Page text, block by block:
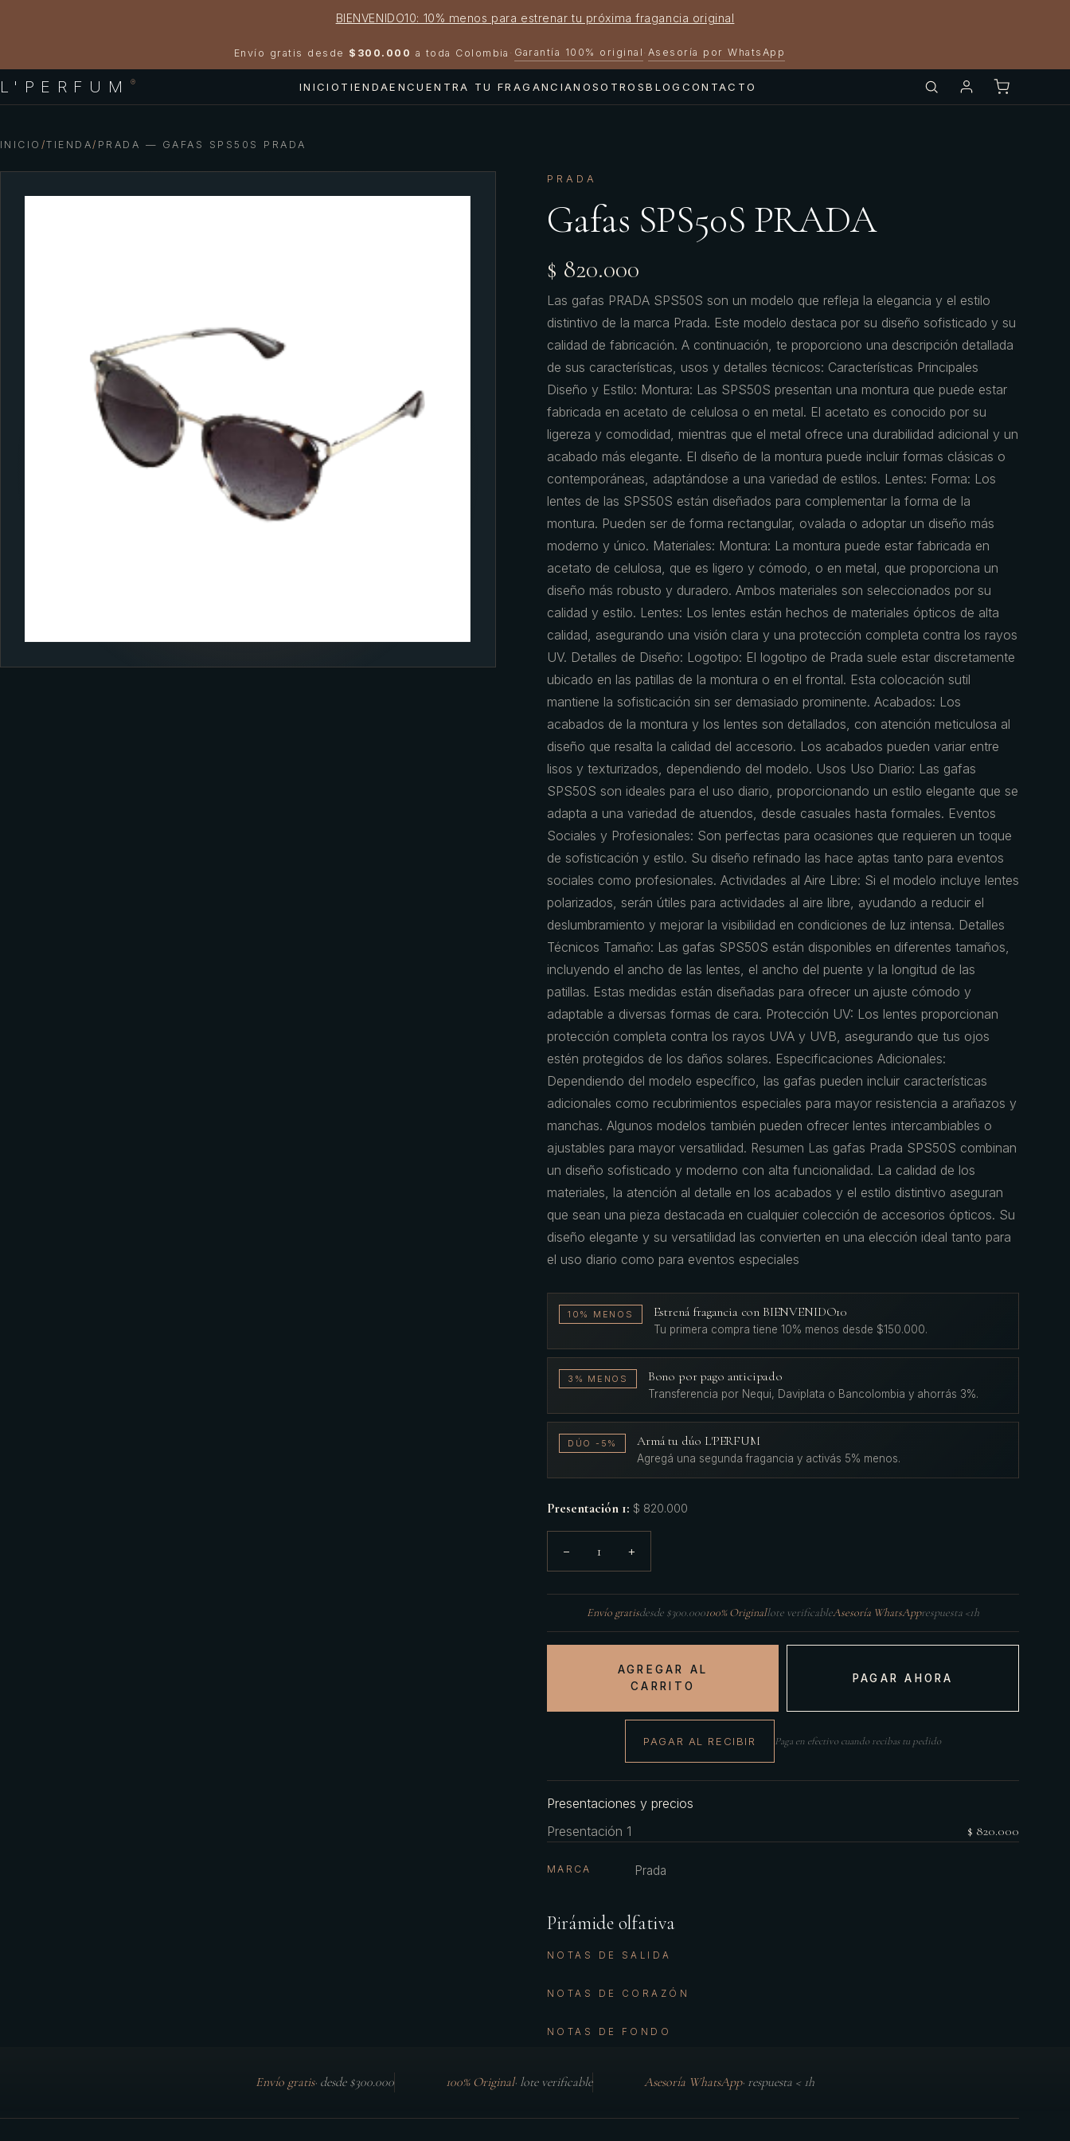
BIENVENIDO10: 10% menos para estrenar tu próxima fragancia original
Envío gratis desde $300.000 a toda Colombia · Garantía 100% original · Asesoría por WhatsApp
L'PERFUM ® INICIO TIENDAENCUENTRA TU FRAGANCIANOSOTROSBLOG CONTACTO
INICIO /TIENDA/ PRADA — GAFAS SPS50S PRADA
PRADA
Gafas SPS50S PRADA
$ 820.000
Las gafas PRADA SPS50S son un modelo que refleja la elegancia y el estilo
distintivo de la marca Prada. Este modelo destaca por su diseño sofisticado y su
calidad de fabricación. A continuación, te proporciono una descripción detallada
de sus características, usos y detalles técnicos: Características Principales
Diseño y Estilo: Montura: Las SPS50S presentan una montura que puede estar
fabricada en acetato de celulosa o en metal. El acetato es conocido por su
ligereza y comodidad, mientras que el metal ofrece una durabilidad adicional y un
acabado más elegante. El diseño de la montura puede incluir formas clásicas o
contemporáneas, adaptándose a una variedad de estilos. Lentes: Forma: Los
lentes de las SPS50S están diseñados para complementar la forma de la
montura. Pueden ser de forma rectangular, ovalada o adoptar un diseño más
moderno y único. Materiales: Montura: La montura puede estar fabricada en
acetato de celulosa, que es ligero y cómodo, o en metal, que proporciona un
diseño más robusto y duradero. Ambos materiales son seleccionados por su
calidad y estilo. Lentes: Los lentes están hechos de materiales ópticos de alta
calidad, asegurando una visión clara y una protección completa contra los rayos
UV. Detalles de Diseño: Logotipo: El logotipo de Prada suele estar discretamente
ubicado en las patillas de la montura o en el frontal. Esta colocación sutil
mantiene la sofisticación sin ser demasiado prominente. Acabados: Los
acabados de la montura y los lentes son detallados, con atención meticulosa al
diseño que resalta la calidad del accesorio. Los acabados pueden variar entre
lisos y texturizados, dependiendo del modelo. Usos Uso Diario: Las gafas
SPS50S son ideales para el uso diario, proporcionando un estilo elegante que se
adapta a una variedad de atuendos, desde casuales hasta formales. Eventos
Sociales y Profesionales: Son perfectas para ocasiones que requieren un toque
de sofisticación y estilo. Su diseño refinado las hace aptas tanto para eventos
sociales como profesionales. Actividades al Aire Libre: Si el modelo incluye lentes
polarizados, serán útiles para actividades al aire libre, ayudando a reducir el
deslumbramiento y mejorar la visibilidad en condiciones de luz intensa. Detalles
Técnicos Tamaño: Las gafas SPS50S están disponibles en diferentes tamaños,
incluyendo el ancho de las lentes, el ancho del puente y la longitud de las
patillas. Estas medidas están diseñadas para ofrecer un ajuste cómodo y
adaptable a diversas formas de cara. Protección UV: Los lentes proporcionan
protección completa contra los rayos UVA y UVB, asegurando que tus ojos
estén protegidos de los daños solares. Especificaciones Adicionales:
Dependiendo del modelo específico, las gafas pueden incluir características
adicionales como recubrimientos especiales para mayor resistencia a arañazos y
manchas. Algunos modelos también pueden ofrecer lentes intercambiables o
ajustables para mayor versatilidad. Resumen Las gafas Prada SPS50S combinan
un diseño sofisticado y moderno con alta funcionalidad. La calidad de los
materiales, la atención al detalle en los acabados y el estilo distintivo aseguran
que sean una pieza destacada en cualquier colección de accesorios ópticos. Su
diseño elegante y su versatilidad las convierten en una elección ideal tanto para
el uso diario como para eventos especiales
10% MENOS Estrená fragancia con BIENVENIDO10
Tu primera compra tiene 10% menos desde $150.000.
3% MENOS Bono por pago anticipado
Transferencia por Nequi, Daviplata o Bancolombia y ahorrás 3%.
DÚO -5% Armá tu dúo L'PERFUM
Agregá una segunda fragancia y activás 5% menos.
Presentación 1: $ 820.000
− 1 +
Envío gratisdesde $300.000100% Originallote verificableAsesoría WhatsApprespuesta <1h
AGREGAR AL
CARRITO
PAGAR AHORA
PAGAR AL RECIBIR Paga en efectivo cuando recibas tu pedido
Presentaciones y precios
Presentación 1
$ 820.000
MARCA Prada
Pirámide olfativa
NOTAS DE SALIDA
NOTAS DE CORAZÓN
NOTAS DE FONDO
Envío gratis· desde $300.000 100% Original· lote verificable Asesoría WhatsApp· respuesta < 1h